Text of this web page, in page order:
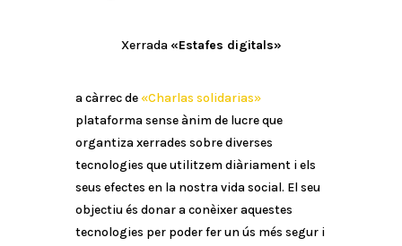
Xerrada «Estafes digitals»
a càrrec de«Charlas solidarias»
plataforma sense ànim de lucre que
organtiza xerrades sobre diverses
tecnologies que utilitzem diàriament i els
seus efectes en la nostra vida social. El seu
objectiu és donar a conèixer aquestes
tecnologies per poder fer un ús més segur i